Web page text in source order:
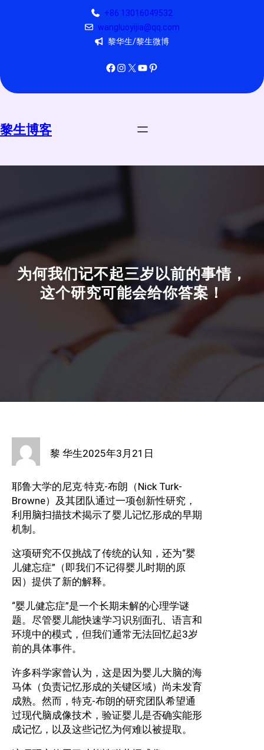
+86 13016049532
wangluoyijia@qq.com
黎华生/黎生微博
Facebook Instagram X YouTube Pinterest
黎生博客
为何我们记不起三岁以前的事情，
这个研究可能会给你答案！
黎 华生2025年3月21日
耶鲁大学的尼克·特克-布朗（Nick Turk-
Browne）及其团队通过一项创新性研究，
利用脑扫描技术揭示了婴儿记忆形成的早期
机制。
这项研究不仅挑战了传统的认知，还为“婴
儿健忘症”（即我们不记得婴儿时期的原
因）提供了新的解释。
“婴儿健忘症”是一个长期未解的心理学谜
题。尽管婴儿能快速学习识别面孔、语言和
环境中的模式，但我们通常无法回忆起3岁
前的具体事件。
许多科学家曾认为，这是因为婴儿大脑的海
马体（负责记忆形成的关键区域）尚未发育
成熟。然而，特克-布朗的研究团队希望通
过现代脑成像技术，验证婴儿是否确实能形
成记忆，以及这些记忆为何难以被提取。